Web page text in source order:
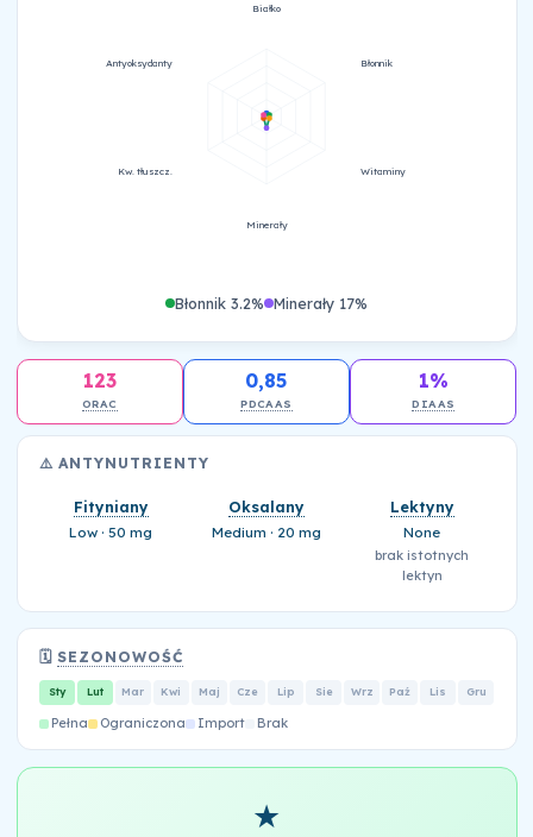
Białko
Błonnik
Witaminy
Minerały
Kw. tłuszcz.
Antyoksydanty
Błonnik 3.2% Minerały 17%
123
ORAC
0,85
PDCAAS
1%
DIAAS
⚠️ ANTYNUTRIENTY
Fityniany
Low · 50 mg
Oksalany
Medium · 20 mg
Lektyny
None
brak istotnych
lektyn
🗓️SEZONOWOŚĆ
Sty Lut Mar Kwi Maj Cze Lip Sie Wrz Paź Lis Gru
Pełna Ograniczona Import Brak
★